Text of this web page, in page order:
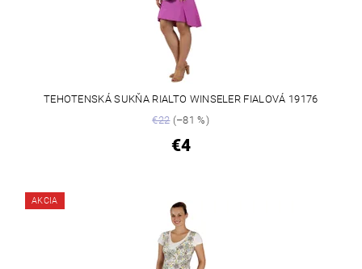
TEHOTENSKÁ SUKŇA RIALTO WINSELER FIALOVÁ 19176
€22(–81 %)
€4
AKCIA